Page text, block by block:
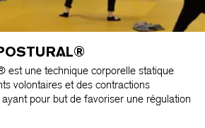
est une technique corporelle statique
volontaires et des contractions
pour but de favoriser une régulation